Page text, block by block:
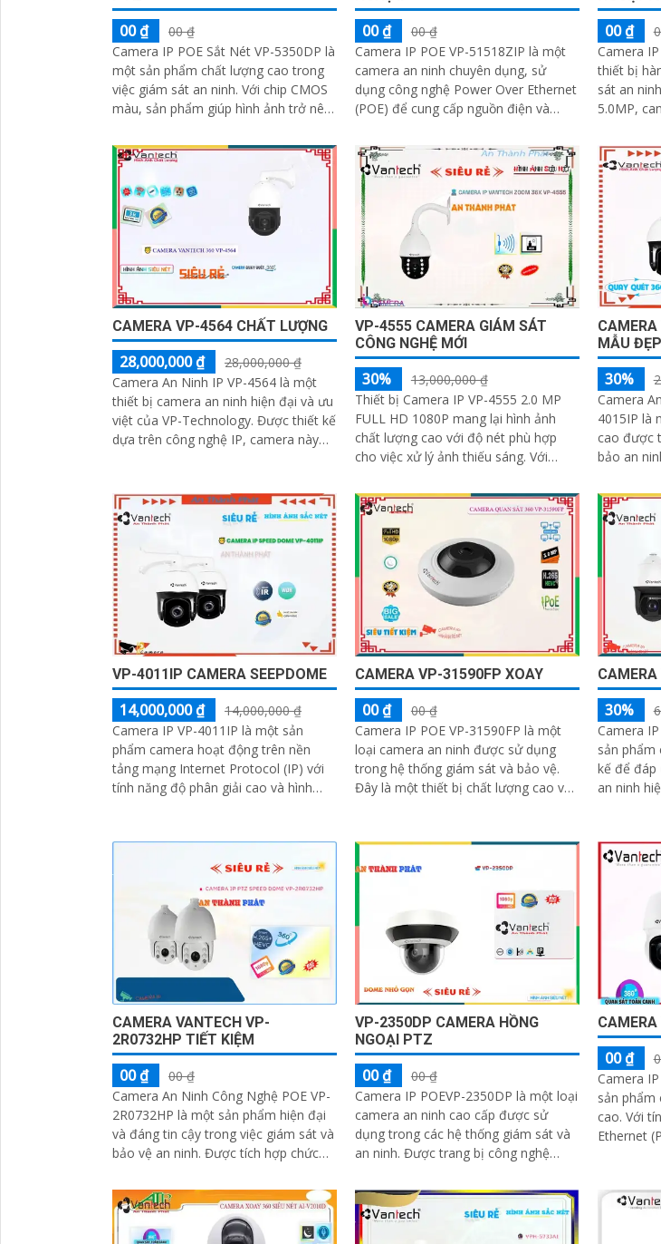
00 ₫
00 ₫
Camera IP POE Sắt Nét VP-5350DP là
một sản phẩm chất lượng cao trong
việc giám sát an ninh. Với chip CMOS
màu, sản phẩm giúp hình ảnh trở nên
00 ₫
00 ₫
Camera IP POE VP-51518ZIP là một
camera an ninh chuyên dụng, sử
dụng công nghệ Power Over Ethernet
(POE) để cung cấp nguồn điện và
ethernet duy...
00 ₫
Camera
thiết bị
sát an ninh. Với độ phân giải
5.0MP,
CAMERA VP-4564 CHẤT LƯỢNG
28,000,000 ₫
28,000,000 ₫
Camera An Ninh IP VP-4564 là một
thiết bị camera an ninh hiện đại và ưu
việt của VP-Technology. Được thiết kế
dựa trên công nghệ IP, camera này
và bảo vệ an ninh
VP-4555 CAMERA GIÁM SÁT
CÔNG NGHỆ MỚI
30%
13,000,000 ₫
Thiết bị Camera IP VP-4555 2.0 MP
FULL HD 1080P mang lại hình ảnh
chất lượng cao với độ nét phù hợp
cho việc xử lý ảnh thiếu sáng. Với
phẩm...
MẪU
30%
Camera
4015IP là
cao được
bảo an
ràng và
VP-4011IP CAMERA SEEPDOME
14,000,000 ₫
14,000,000 ₫
Camera IP VP-4011IP là một sản
phẩm camera hoạt động trên nền
tảng mạng Internet Protocol (IP) với
tính năng độ phân giải cao và hình
chỉnh độ xoay ngang dọc
CAMERA VP-31590FP XOAY
00 ₫
00 ₫
Camera IP POE VP-31590FP là một
loại camera an ninh được sử dụng
trong hệ thống giám sát và bảo vệ.
Đây là một thiết bị chất lượng cao với
30%
Camera
sản
kế để đáp
an ninh hiện đại. Với
mọi sự
CAMERA VANTECH VP-
2R0732HP TIẾT KIỆM
00 ₫
00 ₫
Camera An Ninh Công Nghệ POE VP-
2R0732HP là một sản phẩm hiện đại
và đáng tin cậy trong việc giám sát và
bảo vệ an ninh. Được tích hợp chức
phép người dùng xem đối tượng từ xa
một cách dễ dàng
VP-2350DP CAMERA HỒNG
NGOẠI PTZ
00 ₫
00 ₫
Camera IP POEVP-2350DP là một loại
camera an ninh cao cấp được sử
dụng trong các hệ thống giám sát và
an ninh. Được trang bị công nghệ
có khả...
00 ₫
Camera
sản phẩm
cao. Với tính năng Power over
Ethernet